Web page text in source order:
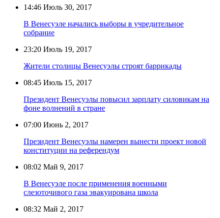
14:46 Июль 30, 2017
В Венесуэле начались выборы в учредительное
собрание
23:20 Июль 19, 2017
Жители столицы Венесуэлы строят баррикады
08:45 Июль 15, 2017
Президент Венесуэлы повысил зарплату силовикам на
фоне волнений в стране
07:00 Июнь 2, 2017
Президент Венесуэлы намерен вынести проект новой
конституции на референдум
08:02 Май 9, 2017
В Венесуэле после применения военными
слезоточивого газа эвакуирована школа
08:32 Май 2, 2017